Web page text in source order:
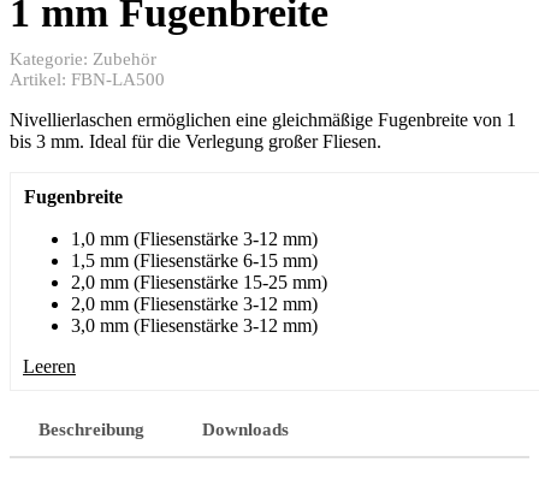
1 mm Fugenbreite
Kategorie: Zubehör
Artikel: FBN-LA500
Nivellierlaschen ermöglichen eine gleichmäßige Fugenbreite von 1
bis 3 mm. Ideal für die Verlegung großer Fliesen.
Fugenbreite
1,0 mm (Fliesenstärke 3-12 mm)
1,5 mm (Fliesenstärke 6-15 mm)
2,0 mm (Fliesenstärke 15-25 mm)
2,0 mm (Fliesenstärke 3-12 mm)
3,0 mm (Fliesenstärke 3-12 mm)
Leeren
Beschreibung Downloads